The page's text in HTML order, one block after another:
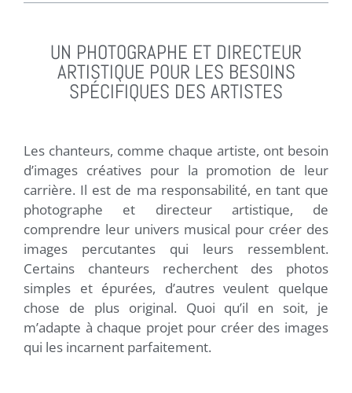
UN PHOTOGRAPHE ET DIRECTEUR
ARTISTIQUE POUR LES BESOINS
SPÉCIFIQUES DES ARTISTES
Les chanteurs, comme chaque artiste, ont besoin
d’images créatives pour la promotion de leur
carrière. Il est de ma responsabilité, en tant que
photographe et directeur artistique, de
comprendre leur univers musical pour créer des
images percutantes qui leurs ressemblent.
Certains chanteurs recherchent des photos
simples et épurées, d’autres veulent quelque
chose de plus original. Quoi qu’il en soit, je
m’adapte à chaque projet pour créer des images
qui les incarnent parfaitement.